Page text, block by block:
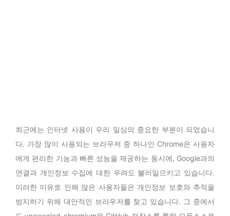
최근에는 인터넷 사용이 우리 일상의 중요한 부분이 되었습니
다. 가장 많이 사용되는 브라우저 중 하나인 Chrome은 사용자
에게 편리한 기능과 빠른 성능을 제공하는 동시에, Google과의
연결과 개인정보 수집에 대한 우려도 불러일으키고 있습니다.
이러한 이유로 인해 많은 사용자들은 개인정보 보호와 추적을
방지하기 위해 대안적인 브라우저를 찾고 있습니다. 그 중에서